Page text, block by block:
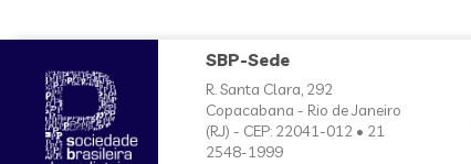
SBP-Sede
R. Santa Clara, 292
Copacabana - Rio de Janeiro
(RJ) - CEP: 22041-012 • 21
2548-1999